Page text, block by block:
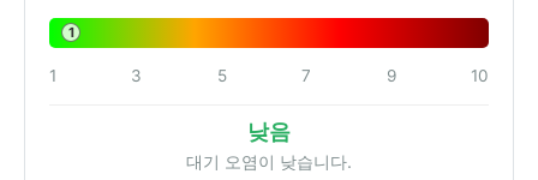
1
1 3 5 7 9 10
낮음
대기 오염이 낮습니다.